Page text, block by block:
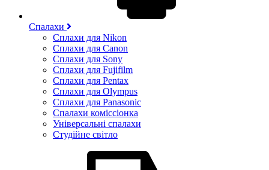
Спалахи
Сплахи для Nikon
Сплахи для Canon
Сплахи для Sony
Сплахи для Fujifilm
Сплахи для Pentax
Сплахи для Olympus
Сплахи для Panasonic
Спалахи коміссіонка
Універсальні спалахи
Студійне світло